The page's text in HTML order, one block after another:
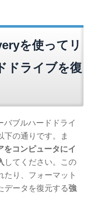
を使ってリ
ドライブを復
バブルハードドライ
下の通りです。ま
コンピュータにイ
してください。この
たり、フォーマット
データを復元する強